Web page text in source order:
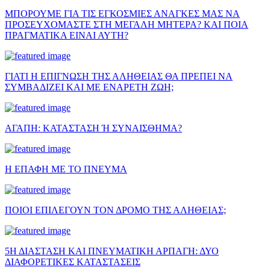
ΜΠΟΡΟΥΜΕ ΓΙΑ ΤΙΣ ΕΓΚΟΣΜΙΕΣ ΑΝΑΓΚΕΣ ΜΑΣ ΝΑ
ΠΡΟΣΕΥΧΟΜΑΣΤΕ ΣΤΗ ΜΕΓΑΛΗ ΜΗΤΕΡΑ? ΚΑΙ ΠΟΙΑ
ΠΡΑΓΜΑΤΙΚΑ ΕΙΝΑΙ ΑΥΤΗ?
ΓΙΑΤΙ Η ΕΠΙΓΝΩΣΗ ΤΗΣ ΑΛΗΘΕΙΑΣ ΘΑ ΠΡΕΠΕΙ ΝΑ
ΣΥΜΒΑΔΙΖΕΙ ΚΑΙ ΜΕ ΕΝΑΡΕΤΗ ΖΩΗ;
ΑΓΑΠΗ: ΚΑΤΑΣΤΑΣΗ Ή ΣΥΝΑΙΣΘΗΜΑ?
Η ΕΠΑΦΗ ΜΕ ΤΟ ΠΝΕΥΜΑ
ΠΟΙΟΙ ΕΠΙΛΕΓΟΥΝ ΤΟΝ ΔΡΟΜΟ ΤΗΣ ΑΛΗΘΕΙΑΣ;
5Η ΔΙΑΣΤΑΣΗ ΚΑΙ ΠΝΕΥΜΑΤΙΚΗ ΑΡΠΑΓΗ: ΔΥΟ
ΔΙΑΦΟΡΕΤΙΚΕΣ ΚΑΤΑΣΤΑΣΕΙΣ